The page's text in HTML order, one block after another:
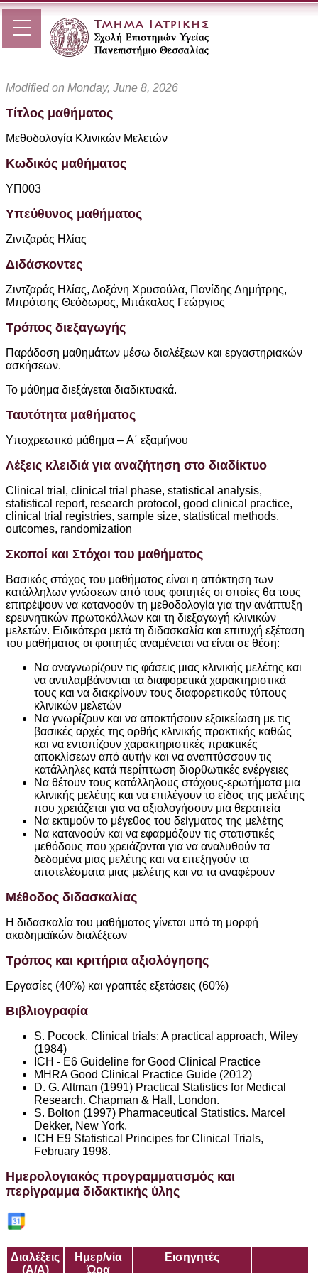
Modified on Monday, June 8, 2026
Τίτλος μαθήματος
Μεθοδολογία Κλινικών Μελετών
Κωδικός μαθήματος
ΥΠ003
Υπεύθυνος μαθήματος
Ζιντζαράς Ηλίας
Διδάσκοντες
Ζιντζαράς Ηλίας, Δοξάνη Χρυσούλα, Πανίδης Δημήτρης,
Μπρότσης Θεόδωρος, Μπάκαλος Γεώργιος
Τρόπος διεξαγωγής
Παράδοση μαθημάτων μέσω διαλέξεων και εργαστηριακών
ασκήσεων.
Το μάθημα διεξάγεται διαδικτυακά.
Ταυτότητα μαθήματος
Υποχρεωτικό μάθημα – A΄ εξαμήνου
Λέξεις κλειδιά για αναζήτηση στο διαδίκτυο
Clinical trial, clinical trial phase, statistical analysis,
statistical report, research protocol, good clinical practice,
clinical trial registries, sample size, statistical methods,
outcomes, randomization
Σκοποί και Στόχοι του μαθήματος
Βασικός στόχος του μαθήματος είναι η απόκτηση των
κατάλληλων γνώσεων από τους φοιτητές οι οποίες θα τους
επιτρέψουν να κατανοούν τη μεθοδολογία για την ανάπτυξη
ερευνητικών πρωτοκόλλων και τη διεξαγωγή κλινικών
μελετών. Ειδικότερα μετά τη διδασκαλία και επιτυχή εξέταση
του μαθήματος οι φοιτητές αναμένεται να είναι σε θέση:
Να αναγνωρίζουν τις φάσεις μιας κλινικής μελέτης και
να αντιλαμβάνονται τα διαφορετικά χαρακτηριστικά
τους και να διακρίνουν τους διαφορετικούς τύπους
κλινικών μελετών
Να γνωρίζουν και να αποκτήσουν εξοικείωση με τις
βασικές αρχές της ορθής κλινικής πρακτικής καθώς
και να εντοπίζουν χαρακτηριστικές πρακτικές
αποκλίσεων από αυτήν και να αναπτύσσουν τις
κατάλληλες κατά περίπτωση διορθωτικές ενέργειες
Να θέτουν τους κατάλληλους στόχους-ερωτήματα μια
κλινικής μελέτης και να επιλέγουν το είδος της μελέτης
που χρειάζεται για να αξιολογήσουν μια θεραπεία
Να εκτιμούν το μέγεθος του δείγματος της μελέτης
Να κατανοούν και να εφαρμόζουν τις στατιστικές
μεθόδους που χρειάζονται για να αναλυθούν τα
δεδομένα μιας μελέτης και να επεξηγούν τα
αποτελέσματα μιας μελέτης και να τα αναφέρουν
Μέθοδος διδασκαλίας
Η διδασκαλία του μαθήματος γίνεται υπό τη μορφή
ακαδημαϊκών διαλέξεων
Τρόπος και κριτήρια αξιολόγησης
Εργασίες (40%) και γραπτές εξετάσεις (60%)
Βιβλιογραφία
S. Pocock. Clinical trials: A practical approach, Wiley
(1984)
ICH - E6 Guideline for Good Clinical Practice
MHRA Good Clinical Practice Guide (2012)
D. G. Altman (1991) Practical Statistics for Medical
Research. Chapman & Hall, London.
S. Bolton (1997) Pharmaceutical Statistics. Marcel
Dekker, New York.
ICH E9 Statistical Principes for Clinical Trials,
February 1998.
Ημερολογιακός προγραμματισμός και
περίγραμμα διδακτικής ύλης
Διαλέξεις
(Α/Α)
Ημερ/νία
Ώρα
Εισηγητές